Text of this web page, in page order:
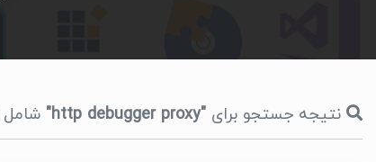
نتیجه جستجو برای "http debugger proxy" شامل 1 مورد در مدت 191 میلی ثانیه، صفحه 1